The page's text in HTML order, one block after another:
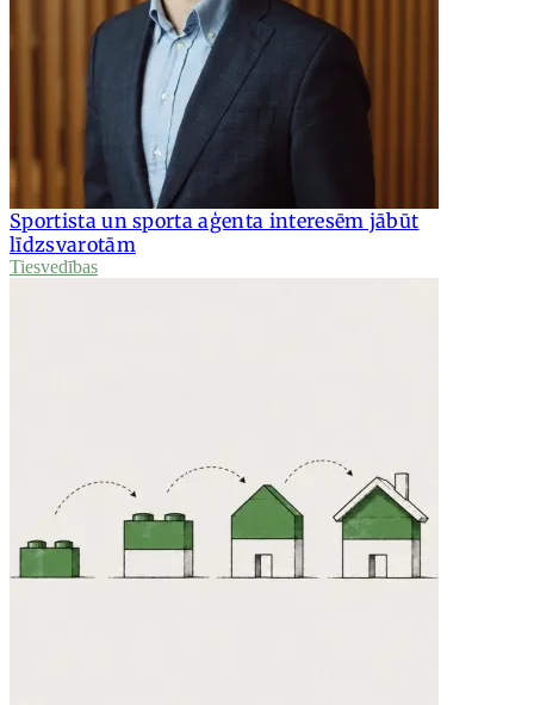
Sportista un sporta aģenta interesēm jābūt
līdzsvarotām
Tiesvedības